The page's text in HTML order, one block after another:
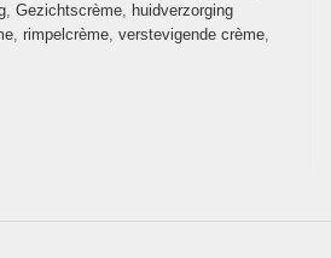
, Gezichtscrème, huidverzorging
, rimpelcrème, verstevigende crème,